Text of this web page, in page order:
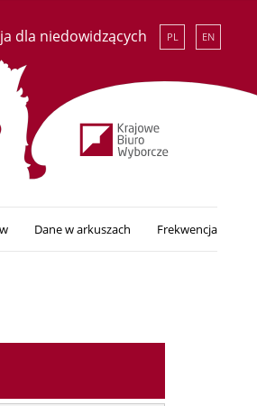
dla niedowidzących PL EN
Dane w arkuszach Frekwencja